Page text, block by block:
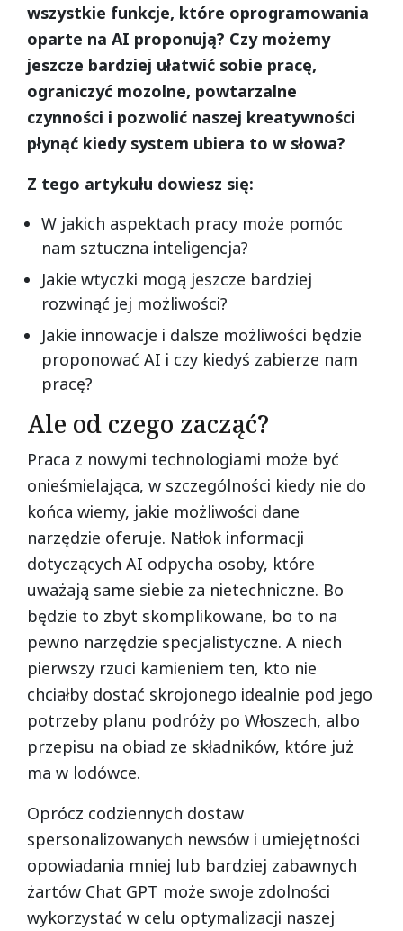
wszystkie funkcje, które oprogramowania
oparte na AI proponują? Czy możemy
jeszcze bardziej ułatwić sobie pracę,
ograniczyć mozolne, powtarzalne
czynności i pozwolić naszej kreatywności
płynąć kiedy system ubiera to w słowa?
Z tego artykułu dowiesz się:
W jakich aspektach pracy może pomóc
nam sztuczna inteligencja?
Jakie wtyczki mogą jeszcze bardziej
rozwinąć jej możliwości?
Jakie innowacje i dalsze możliwości będzie
proponować AI i czy kiedyś zabierze nam
pracę?
Ale od czego zacząć?
Praca z nowymi technologiami może być
onieśmielająca, w szczególności kiedy nie do
końca wiemy, jakie możliwości dane
narzędzie oferuje. Natłok informacji
dotyczących AI odpycha osoby, które
uważają same siebie za nietechniczne. Bo
będzie to zbyt skomplikowane, bo to na
pewno narzędzie specjalistyczne. A niech
pierwszy rzuci kamieniem ten, kto nie
chciałby dostać skrojonego idealnie pod jego
potrzeby planu podróży po Włoszech, albo
przepisu na obiad ze składników, które już
ma w lodówce.
Oprócz codziennych dostaw
spersonalizowanych newsów i umiejętności
opowiadania mniej lub bardziej zabawnych
żartów Chat GPT może swoje zdolności
wykorzystać w celu optymalizacji naszej